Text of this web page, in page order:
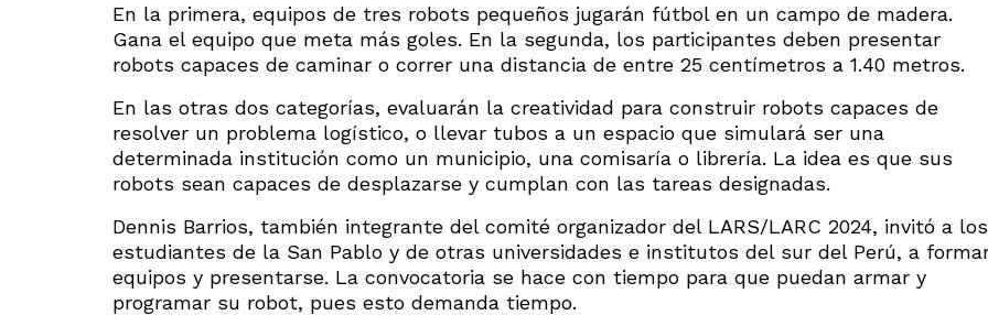
En la primera, equipos de tres robots pequeños jugarán fútbol en un campo de madera.
Gana el equipo que meta más goles. En la segunda, los participantes deben presentar
robots capaces de caminar o correr una distancia de entre 25 centímetros a 1.40 metros.
En las otras dos categorías, evaluarán la creatividad para construir robots capaces de
resolver un problema logístico, o llevar tubos a un espacio que simulará ser una
determinada institución como un municipio, una comisaría o librería. La idea es que sus
robots sean capaces de desplazarse y cumplan con las tareas designadas.
Dennis Barrios, también integrante del comité organizador del LARS/LARC 2024, invitó a los
estudiantes de la San Pablo y de otras universidades e institutos del sur del Perú, a
equipos y presentarse. La convocatoria se hace con tiempo para que puedan armar y
programar su robot, pues esto demanda tiempo.